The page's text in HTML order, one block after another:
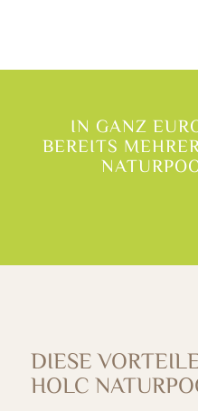
IN GANZ
BEREITS
DIESE
HOLC